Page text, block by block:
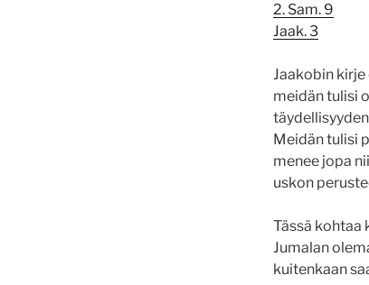
2. Sam. 9
Jaak. 3
Jaakobin
meidän tulisi
Meidän tulisi
menee jopa
uskon
Tässä kohtaa
Jumalan
kuitenkaan